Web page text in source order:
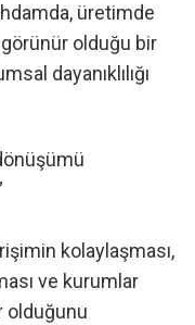
üretimde
olduğu bir
dayanıklılığı
kolaylaşması,
ve kurumlar
olduğunu